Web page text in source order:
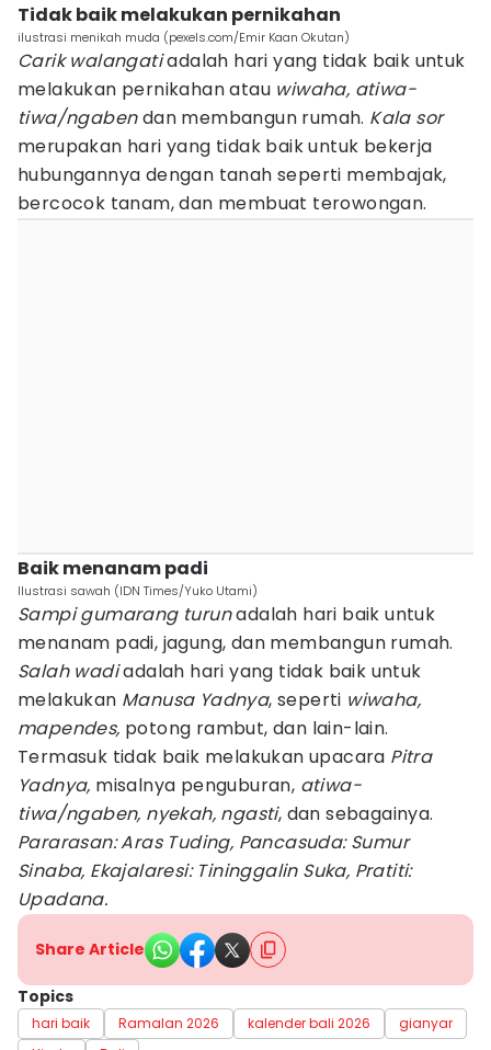
Tidak baik melakukan pernikahan
ilustrasi menikah muda (pexels.com/Emir Kaan Okutan)
Carik walangatiadalah hari yang tidak baik untuk
melakukan pernikahan atau wiwaha, atiwa-
tiwa/ngabendan membangun rumah. Kala sor
merupakan hari yang tidak baik untuk bekerja
hubungannya dengan tanah seperti membajak,
bercocok tanam, dan membuat terowongan.
Baik menanam padi
Ilustrasi sawah (IDN Times/Yuko Utami)
Sampi gumarang turunadalah hari baik untuk
menanam padi, jagung, dan membangun rumah.
Salah wadiadalah hari yang tidak baik untuk
melakukan Manusa Yadnya, seperti wiwaha,
mapendes, potong rambut, dan lain-lain.
Termasuk tidak baik melakukan upacara Pitra
Yadnya, misalnya penguburan, atiwa-
tiwa/ngaben, nyekah, ngasti, dan sebagainya.
Pararasan: Aras Tuding, Pancasuda: Sumur
Sinaba, Ekajalaresi: Tininggalin Suka, Pratiti:
Upadana.
Share Article
Topics
hari baik Ramalan 2026 kalender bali 2026
gianyar